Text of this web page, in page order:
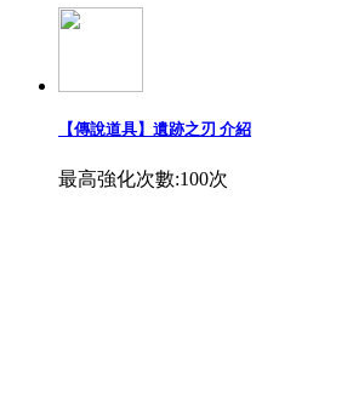
【傳說道具】遺跡之刃 介紹
最高強化次數:100次